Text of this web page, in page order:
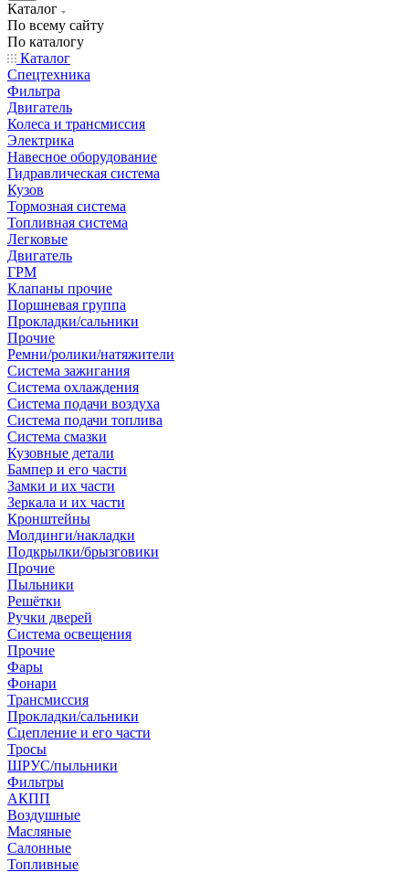
Каталог
По всему сайту
По каталогу
Каталог
Спецтехника
Фильтра
Двигатель
Колеса и трансмиссия
Электрика
Навесное оборудование
Гидравлическая система
Кузов
Тормозная система
Топливная система
Легковые
Двигатель
ГРМ
Клапаны прочие
Поршневая группа
Прокладки/сальники
Прочие
Ремни/ролики/натяжители
Система зажигания
Система охлаждения
Система подачи воздуха
Система подачи топлива
Система смазки
Кузовные детали
Бампер и его части
Замки и их части
Зеркала и их части
Кронштейны
Молдинги/накладки
Подкрылки/брызговики
Прочие
Пыльники
Решётки
Ручки дверей
Система освещения
Прочие
Фары
Фонари
Трансмиссия
Прокладки/сальники
Сцепление и его части
Тросы
ШРУС/пыльники
Фильтры
АКПП
Воздушные
Масляные
Салонные
Топливные